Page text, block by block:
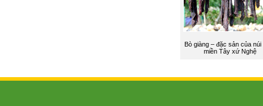
Bò giàng – đặc sản của núi
miền Tây xứ Nghệ